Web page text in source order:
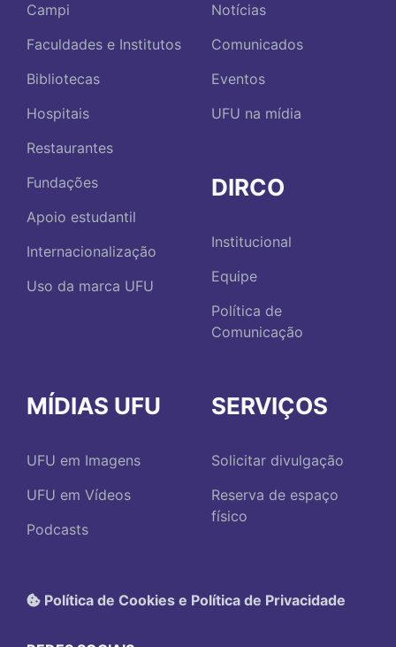
Campi
Faculdades e Institutos
Bibliotecas
Hospitais
Restaurantes
Fundações
Apoio estudantil
Internacionalização
Uso da marca UFU
Notícias
Comunicados
Eventos
UFU na mídia
DIRCO
Institucional
Equipe
Política de
Comunicação
MÍDIAS UFU
UFU em Imagens
UFU em Vídeos
Podcasts
SERVIÇOS
Solicitar divulgação
Reserva de espaço
físico
Política de Cookies e Política de Privacidade